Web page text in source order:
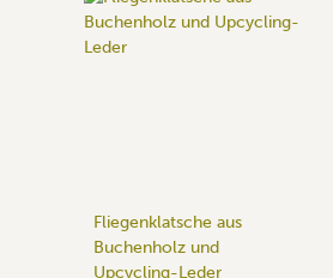
Fliegenklatsche aus
Buchenholz und
Upcycling-Leder